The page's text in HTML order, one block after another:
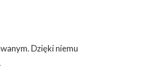
Dzięki niemu